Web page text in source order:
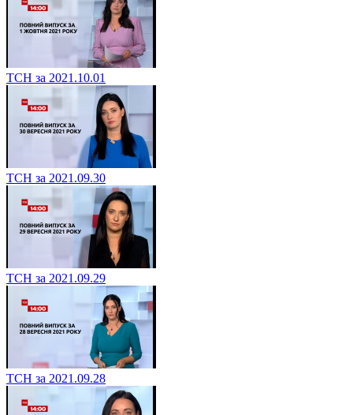
ТСН за 2021.10.01
ТСН за 2021.09.30
ТСН за 2021.09.29
ТСН за 2021.09.28